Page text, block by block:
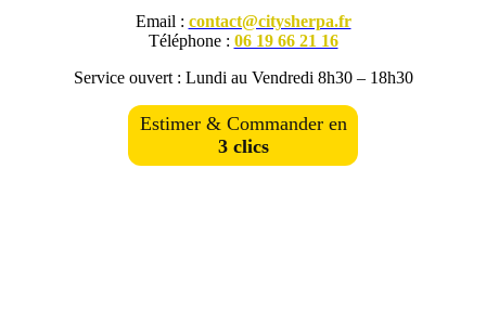
Email : contact@citysherpa.fr
Téléphone : 06 19 66 21 16
Service ouvert : Lundi au Vendredi 8h30 – 18h30
Estimer & Commander en
3 clics